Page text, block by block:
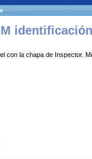
»
con la chapa de Inspector.